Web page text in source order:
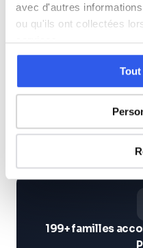
avec d'autres
ou qu'ils ont collectées
services.
Terminale (Lycée)
Études supérieures
Adultes (Supérieur &
199+ familles